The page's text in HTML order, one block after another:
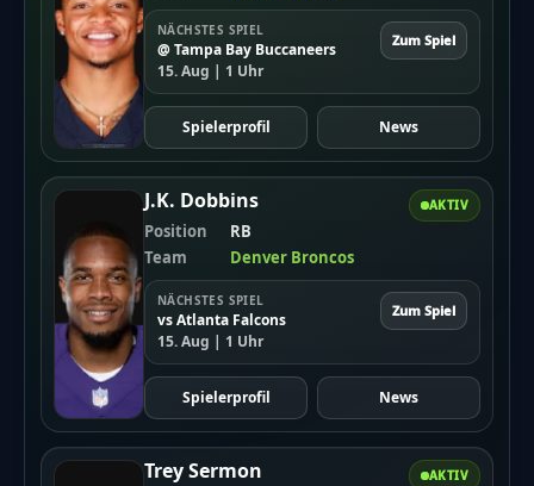
NÄCHSTES SPIEL
@ Tampa Bay Buccaneers
15. Aug | 1 Uhr
Zum Spiel
Spielerprofil News
AKTIV
J.K. Dobbins
Position
RB
Team
Denver Broncos
NÄCHSTES SPIEL
vs Atlanta Falcons
15. Aug | 1 Uhr
Zum Spiel
Spielerprofil News
AKTIV
Trey Sermon